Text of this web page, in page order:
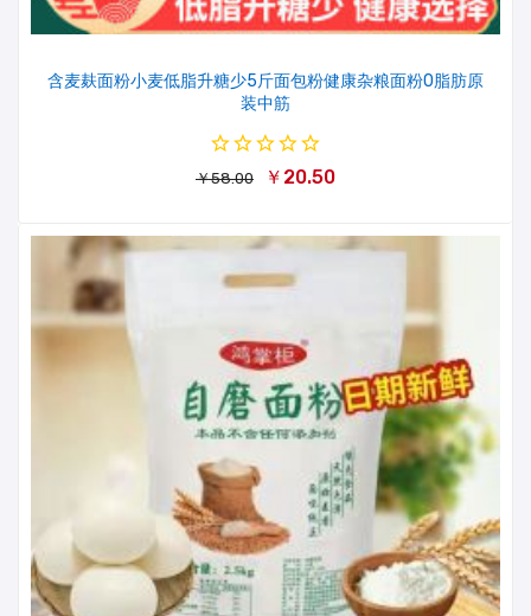
含麦麸面粉小麦低脂升糖少5斤面包粉健康杂粮面粉0脂肪原
装中筋
￥58.00 ￥20.50